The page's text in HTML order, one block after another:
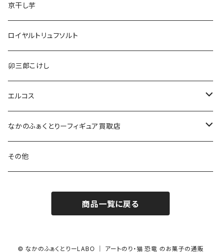
どうぶつぼうる
京干し芋
ロイヤルトリュフソルト
卯三郎こけし
エルコス
セラップ
アシッドイレイザー
なかのふぁくとりーフィギュア買取店
フィギュア
その他
商品一覧に戻る
© なかのふぁくとりーLABO ｜ アートのり・猫 恐竜 のお菓子の通販